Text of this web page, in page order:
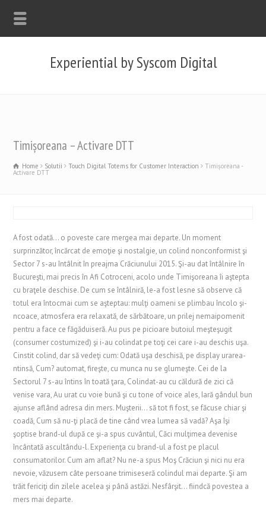
Experiential by Syscom Digital
Timișoreana – Activare DTT
Home Solutii Touch Digital Totems for Customer Interaction Timișoreana -
Activare DTT
A fost odată... o poveste care mergea mai departe. Un moment
surprinzător, încărcat de emoţie şi nostalgie, un colind nonconformist şi
Sector 7 s-au întâlnit în preajma Crăciunului 2015. Şi-au dat întâlnire în
Bucureşti, mai precis în Afi Cotroceni, acolo unde Timişoreana îi aştepta
cu braţele deschise. De cum se întâlniră, le-a fost lesne să observe că
totul era întocmai cum se aşteptau: mulţi oameni se plimbau încolo şi-
ncoace, atmosfera era relaxată, de sărbătoare, un prilej nemaipomenit
pentru a face ce făgăduiseră. Au pus pe picioare butoiul meşteşugit
(consumer costumized) şi i-au colindat pe toţi cei care i-au deschis uşa.
Cinstit colind, dar să vedeţi cum: Odată uşa deschisă, pe display urarea-
ntinsă, Cum? automat, fireşte, cu munca nu se glumeşte. Cei de la
Sectorul 7 s-au întins în toată ţara, Colindat-au cu căldură de zici că
venise vara, Au urat cu voie bună şi cu tone of voice ales, Iară gândul bun
ajunse aflând adresa din mers. Muşterii... să tot fi fost, se făcuse chiar şi
coadă, Cum să nu-ţi placă de tine când vrea lumea să vadă? Aşa îşi
şoptise brand-ul după ce şi-a spus cuvântul, Căci mulţimea devenise
încântată ascultându-l. Experienţa cu brand-ul a fost pe placul
consumatorilor. Cum am aflat? Nu ne-a spus Moş Crăciun şi nici nu era
nevoie, văzusem câte persoane trimiseseră colindul mai departe. Şi am
trăit fericiţi din zilele acelea şi până astăzi. Nesfârşit... fiindcă povestea a
mers mai departe.